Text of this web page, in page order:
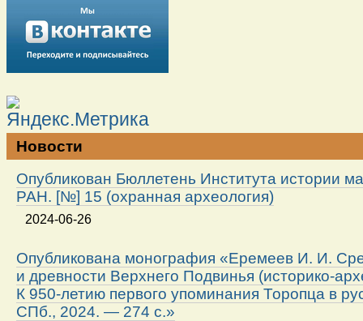
Новости
Опубликован Бюллетень Института истории
РАН. [№] 15 (охранная археология)
2024-06-26
Опубликована монография «Еремеев И. И.
и древности Верхнего Подвинья (историко-
К 950-летию первого упоминания Торопца в
СПб., 2024. — 274 с.»